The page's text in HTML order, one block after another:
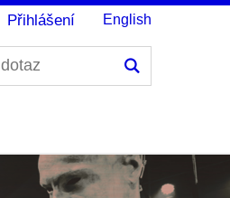
Přihlášení English